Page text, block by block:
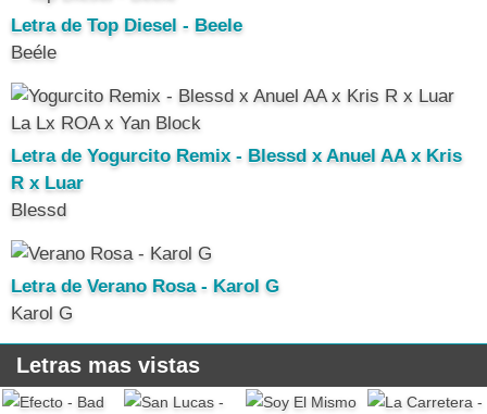
Letra de Top Diesel - Beele
Beéle
Letra de Yogurcito Remix - Blessd x Anuel AA x Kris
R x Luar
Blessd
Letra de Verano Rosa - Karol G
Karol G
Letras mas vistas